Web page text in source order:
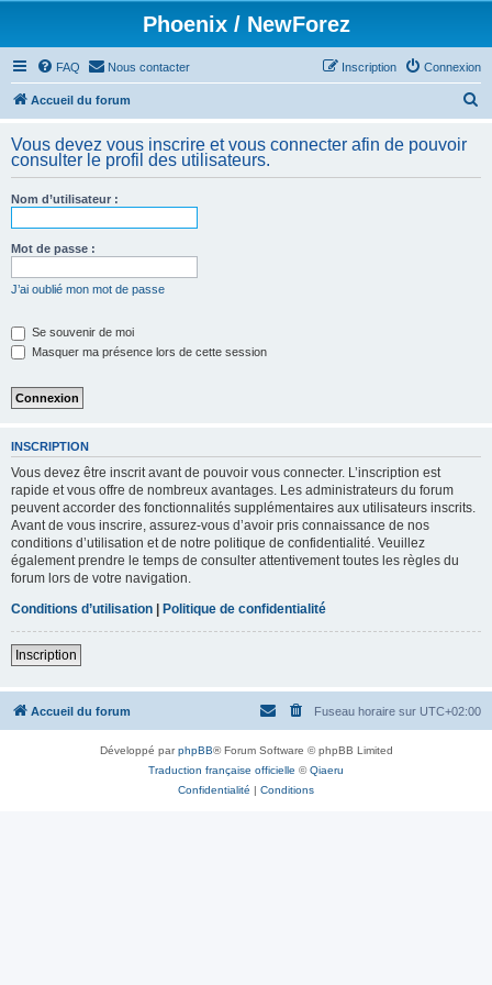
Phoenix / NewForez
FAQ Nous contacter Connexion
Inscription
Accueil du forum
h
Vous devez vous inscrire et vous connecter afin de pouvoir
consulter le profil des utilisateurs.
Nom d’utilisateur :
Mot de passe :
J’ai oublié mon mot de passe
Se souvenir de moi
Masquer ma présence lors de cette session
INSCRIPTION
Vous devez être inscrit avant de pouvoir vous connecter. L’inscription est
rapide et vous offre de nombreux avantages. Les administrateurs du forum
peuvent accorder des fonctionnalités supplémentaires aux utilisateurs inscrits.
Avant de vous inscrire, assurez-vous d’avoir pris connaissance de nos
conditions d’utilisation et de notre politique de confidentialité. Veuillez
également prendre le temps de consulter attentivement toutes les règles du
forum lors de votre navigation.
Conditions d’utilisation | Politique de confidentialité
Inscription
Accueil du forum Fuseau horaire sur UTC+02:00
Développé parphpBB® Forum Software © phpBB Limited
Traduction française officielle ©Qiaeru
Confidentialité | Conditions